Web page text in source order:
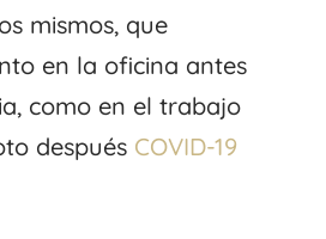
mismos, que
en la oficina antes
como en el trabajo
después COVID-19